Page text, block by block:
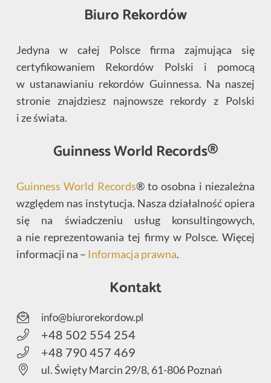
Biuro Rekordów
Jedyna w całej Polsce firma zajmująca się
certyfikowaniem Rekordów Polski i pomocą
w ustanawianiu rekordów Guinnessa. Na naszej
stronie znajdziesz najnowsze rekordy z Polski
i ze świata.
Guinness World Records®
Guinness World Records® to osobna i niezależna
względem nas instytucja. Nasza działalność opiera
się na świadczeniu usług konsultingowych,
a nie reprezentowania tej firmy w Polsce. Więcej
informacji na – Informacja prawna.
Kontakt
info@biurorekordow.pl
+48 502 554 254
+48 790 457 469
ul. Święty Marcin 29/8, 61-806 Poznań